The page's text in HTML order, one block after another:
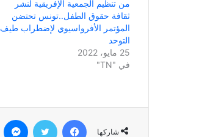
من تنظيم الجمعية الإفريقية لنشر
ثقافة حقوق الطفل..تونس تحتضن
المؤتمر الأفرواسيوي لإضطراب طيف
التوحد
25 مايو، 2022
في "TN"
شاركها